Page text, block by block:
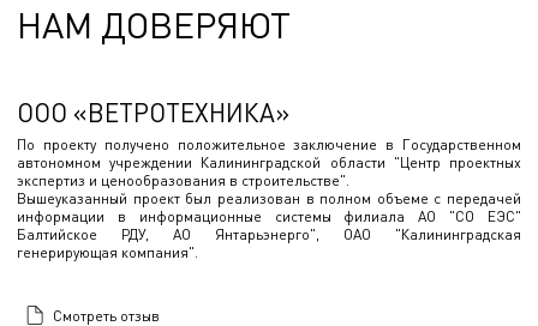
НАМ ДОВЕРЯЮТ
ООО «ВЕТРОТЕХНИКА»
По проекту получено положительное заключение в Государственном
автономном учреждении Калининградской области "Центр проектных
экспертиз и ценообразования в строительстве".
Вышеуказанный проект был реализован в полном объеме с передачей
информации в информационные системы филиала АО "СО ЕЭС"
Балтийское РДУ, АО Янтарьэнерго", ОАО "Калининградская
генерирующая компания".
Смотреть отзыв